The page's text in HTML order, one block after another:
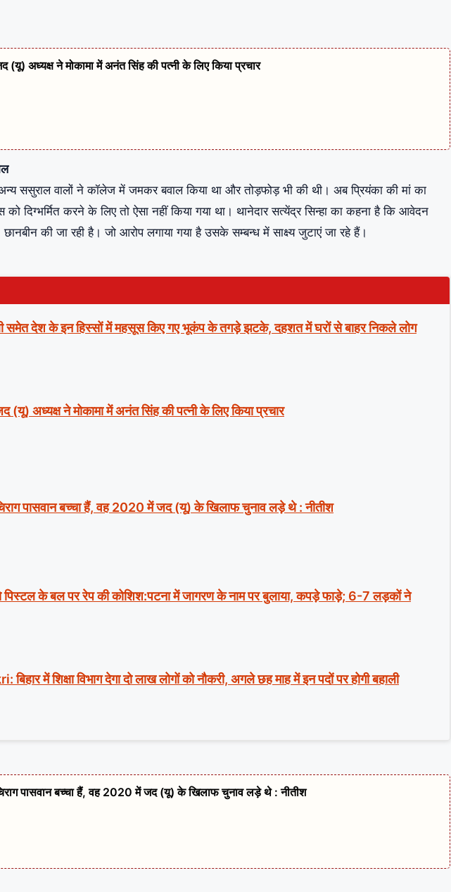
(यू) अध्यक्ष ने मोकामा में अनंत सिंह की पत्नी के लिए किया प्रचार
ससुराल वालों ने कॉलेज में जमकर बवाल किया था और तोड़फोड़ भी की थी। अब प्रियंका की मां का
दिग्भर्मित करने के लिए तो ऐसा नहीं किया गया था। थानेदार सत्येंद्र सिन्हा का कहना है कि आवेदन
की जा रही है। जो आरोप लगाया गया है उसके सम्बन्ध में साक्ष्य जुटाएं जा रहे हैं।
समेत देश के इन हिस्सों में महसूस किए गए भूकंप के तगड़े झटके, दहशत में घरों से बाहर निकले लोग
(यू) अध्यक्ष ने मोकामा में अनंत सिंह की पत्नी के लिए किया प्रचार
पासवान बच्चा हैं, वह 2020 में जद (यू) के खिलाफ चुनाव लड़े थे : नीतीश
पिस्टल के बल पर रेप की कोशिश:पटना में जागरण के नाम पर बुलाया, कपड़े फाड़े; 6-7 लड़कों ने
में शिक्षा विभाग देगा दो लाख लोगों को नौकरी, अगले छह माह में इन पदों पर होगी बहाली
पासवान बच्चा हैं, वह 2020 में जद (यू) के खिलाफ चुनाव लड़े थे : नीतीश